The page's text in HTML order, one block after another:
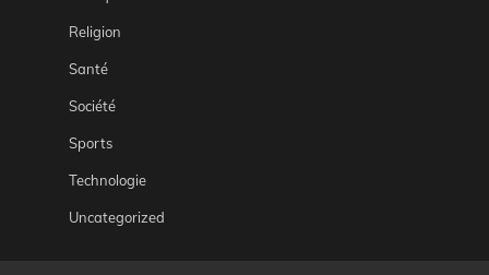
Religion
Santé
Société
Sports
Technologie
Uncategorized